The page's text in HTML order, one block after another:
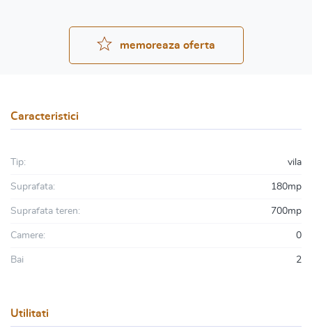
memoreaza oferta
Caracteristici
Tip: vila
Suprafata: 180mp
Suprafata teren: 700mp
Camere: 0
Bai 2
Utilitati